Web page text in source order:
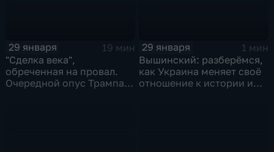
29 января
19 мин
"Сделка века",
обреченная на провал.
Очередной опус Трампа.
29 января
1 мин
Вышинский: разберёмся,
как Украина меняет своё
отношение к истории и